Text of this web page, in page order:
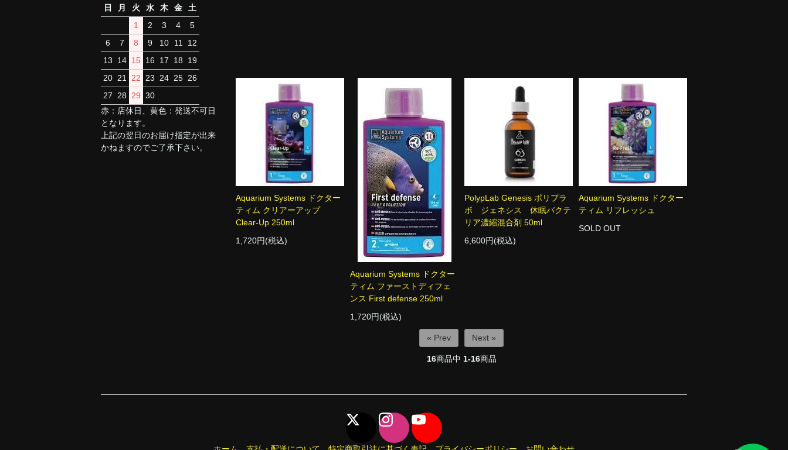
Aquarium Systems ドクター
ティム クリアーアップ
Clear-Up 250ml
1,720円(税込)
Aquarium Systems ドクター
ティム ファーストディフェ
ンス First defense 250ml
1,720円(税込)
PolypLab Genesis ポリプラ
ボ ジェネシス 休眠バクテ
リア濃縮混合剤 50ml
6,600円(税込)
Aquarium Systems ドクター
ティム リフレッシュ
SOLD OUT
« Prev Next »
16商品中 1-16商品
日
月 火 水 木 金
土
1
2 3 4
5
6
7 8 9 10 11
12
13
14 15 16 17 18
19
20 21 22 23 24 25 26
27
28 29 30
赤：店休日、黄色：発送不可日
となります。
上記の翌日のお届け指定が出来
かねますのでご了承下さい。